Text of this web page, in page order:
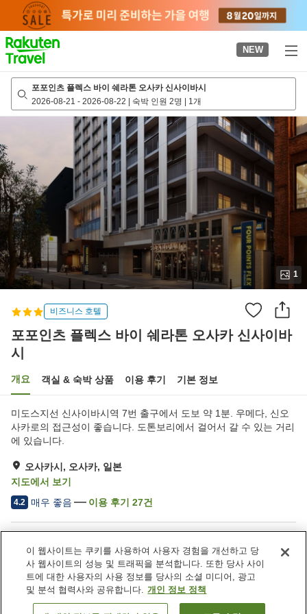
page
NEW
포포인츠 플렉스 바이 쉐라톤 오사카 신사이바시
2026-08-21 - 2026-08-22 | 숙박 인원 2명 | 1개
1
비즈니스 호텔
포포인츠 플렉스 바이 쉐라톤 오사카 신사이바
시
개요 객실 & 숙박 상품 이용 후기 기본 정보
미도스지선 신사이바시역 7번 출구에서 도보 약 1분. 우메다, 신오
사카로의 접근성이 좋습니다. 도톤보리에서 걸어서 갈 수 있는 거리
에 있습니다.
오사카시, 오사카, 일본
지도에서 보기
4.2 매우 좋음 이용 후기 27건
Wi-Fi
역에서 도보 5분
레스토랑
지정된 흡연 공간
일본 오사카 오사카시
이 웹사이트는 쿠키를 사용하여 사용자 경험을 개선하고 당
사 웹사이트의 성능 및 트래픽을 분석합니다. 또한 당사 사이
트에 대한 사용자의 사용 정보를 당사의 소셜 미디어, 광고
및 분석 협력사와 공유합니다. 개인 정보 정책